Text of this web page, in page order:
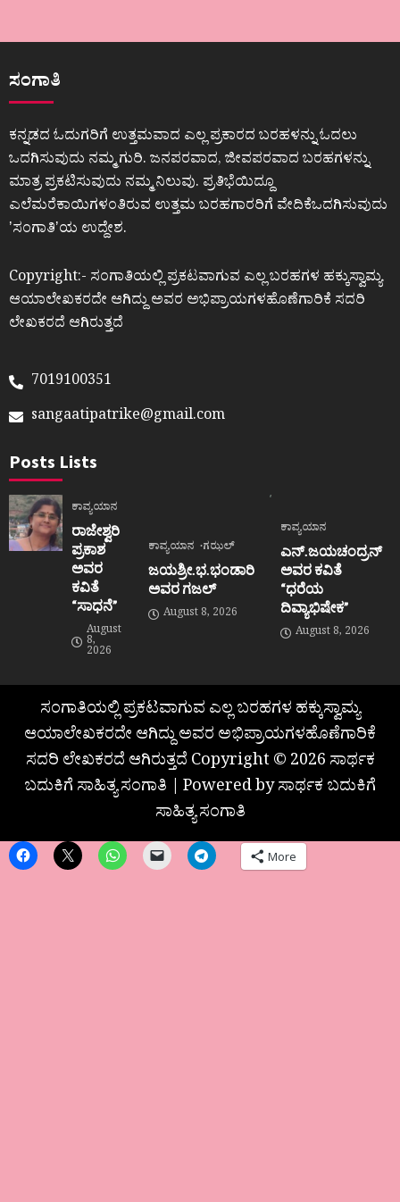
ಸಂಗಾತಿ
ಕನ್ನಡದ ಓದುಗರಿಗೆ ಉತ್ತಮವಾದ ಎಲ್ಲ ಪ್ರಕಾರದ ಬರಹಳನ್ನು ಓದಲು
ಒದಗಿಸುವುದು ನಮ್ಮ ಗುರಿ. ಜನಪರವಾದ, ಜೀವಪರವಾದ ಬರಹಗಳನ್ನು
ಮಾತ್ರ ಪ್ರಕಟಿಸುವುದು ನಮ್ಮ ನಿಲುವು. ಪ್ರತಿಭೆಯಿದ್ದೂ
ಎಲೆಮರೆಕಾಯಿಗಳಂತಿರುವ ಉತ್ತಮ ಬರಹಗಾರರಿಗೆ ವೇದಿಕೆಒದಗಿಸುವುದು
ʼಸಂಗಾತಿʼಯ ಉದ್ದೇಶ.
Copyright:- ಸಂಗಾತಿಯಲ್ಲಿ ಪ್ರಕಟವಾಗುವ ಎಲ್ಲ ಬರಹಗಳ ಹಕ್ಕುಸ್ವಾಮ್ಯ
ಆಯಾಲೇಖಕರದೇ ಆಗಿದ್ದು ಅವರ ಅಭಿಪ್ರಾಯಗಳಹೊಣೆಗಾರಿಕೆ ಸದರಿ
ಲೇಖಕರದೆ ಆಗಿರುತ್ತದೆ
7019100351
sangaatipatrike@gmail.com
Posts Lists
ಕಾವ್ಯಯಾನ
ರಾಜೇಶ್ವರಿ
ಪ್ರಕಾಶ
ಅವರ
ಕವಿತೆ
“ಸಾಧನೆ”
August
8,
2026
ಕಾವ್ಯಯಾನ ಗಝಲ್
ಜಯಶ್ರೀ.ಭ.ಭಂಡಾರಿ
ಅವರ ಗಜಲ್
August 8, 2026
ಕಾವ್ಯಯಾನ
ಎನ್.ಜಯಚಂದ್ರನ್
ಅವರ ಕವಿತೆ
“ಧರೆಯ
ದಿವ್ಯಾಭಿಷೇಕ”
August 8, 2026
ಸಂಗಾತಿಯಲ್ಲಿ ಪ್ರಕಟವಾಗುವ ಎಲ್ಲ ಬರಹಗಳ ಹಕ್ಕುಸ್ವಾಮ್ಯ
ಆಯಾಲೇಖಕರದೇ ಆಗಿದ್ದು ಅವರ ಅಭಿಪ್ರಾಯಗಳಹೊಣೆಗಾರಿಕೆ
ಸದರಿ ಲೇಖಕರದೆ ಆಗಿರುತ್ತದೆ Copyright © 2026 ಸಾರ್ಥಕ
ಬದುಕಿಗೆ ಸಾಹಿತ್ಯ ಸಂಗಾತಿ | Powered by ಸಾರ್ಥಕ ಬದುಕಿಗೆ
ಸಾಹಿತ್ಯ ಸಂಗಾತಿ
More